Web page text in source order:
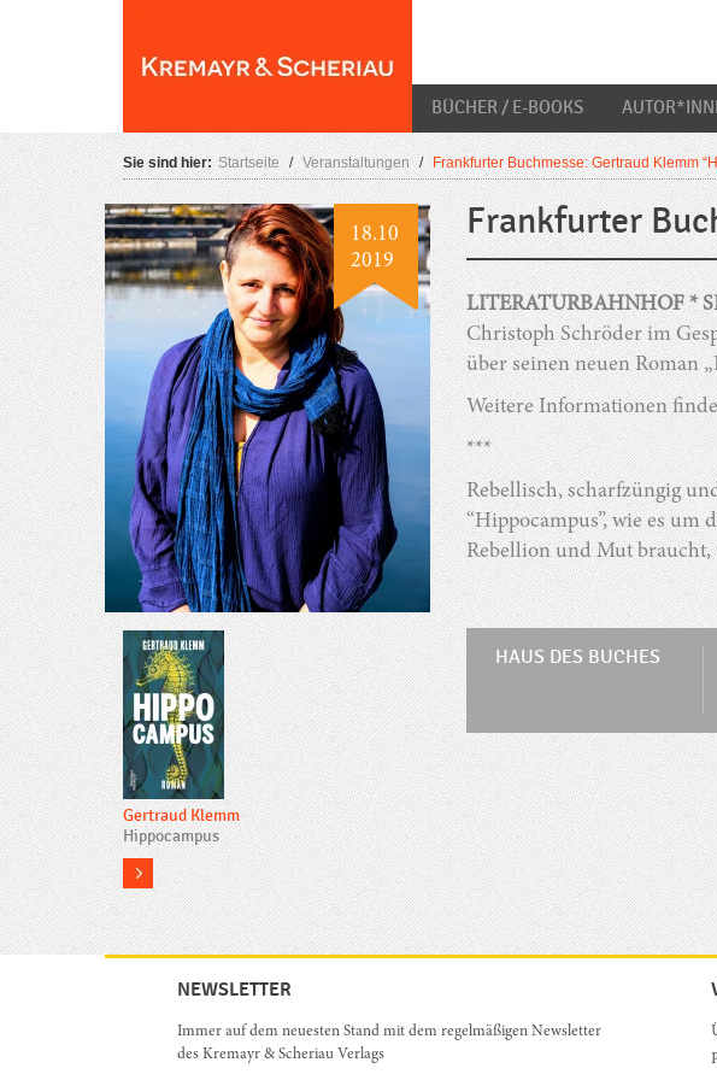
BÜCHER / E-BOOKS
Sie sind hier: Startseite / Veranstaltungen / Frankfurter Buchmesse: Gertraud Klemm
18.10
2019
Gertraud Klemm
Hippocampus
more
Frankfurter
LITERATURBAHNHOF *
Christoph Schröder im
über seinen neuen Roman
Weitere Informationen
***
Rebellisch, scharfzüngig
“Hippocampus”, wie es um
Rebellion und Mut
HAUS DES BUCHES
NEWSLETTER
Immer auf dem neuesten Stand mit dem regelmäßigen Newsletter
des Kremayr & Scheriau Verlags